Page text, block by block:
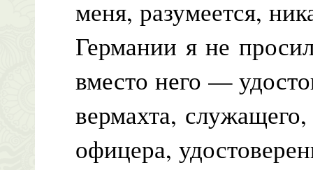
меня, разумеется,
Германии я не
вместо него —
вермахта,
офицера,